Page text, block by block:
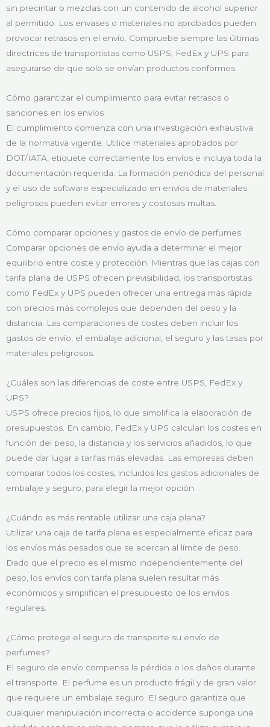
sin precintar o mezclas con un contenido de alcohol superior
al permitido. Los envases o materiales no aprobados pueden
provocar retrasos en el envío. Compruebe siempre las últimas
directrices de transportistas como USPS, FedEx y UPS para
asegurarse de que solo se envían productos conformes.
Cómo garantizar el cumplimiento para evitar retrasos o
sanciones en los envíos
El cumplimiento comienza con una investigación exhaustiva
de la normativa vigente. Utilice materiales aprobados por
DOT/IATA, etiquete correctamente los envíos e incluya toda la
documentación requerida. La formación periódica del personal
y el uso de software especializado en envíos de materiales
peligrosos pueden evitar errores y costosas multas.
Cómo comparar opciones y gastos de envío de perfumes
Comparar opciones de envío ayuda a determinar el mejor
equilibrio entre coste y protección. Mientras que las cajas con
tarifa plana de USPS ofrecen previsibilidad, los transportistas
como FedEx y UPS pueden ofrecer una entrega más rápida
con precios más complejos que dependen del peso y la
distancia. Las comparaciones de costes deben incluir los
gastos de envío, el embalaje adicional, el seguro y las tasas por
materiales peligrosos.
¿Cuáles son las diferencias de coste entre USPS, FedEx y
UPS?
USPS ofrece precios fijos, lo que simplifica la elaboración de
presupuestos. En cambio, FedEx y UPS calculan los costes en
función del peso, la distancia y los servicios añadidos, lo que
puede dar lugar a tarifas más elevadas. Las empresas deben
comparar todos los costes, incluidos los gastos adicionales de
embalaje y seguro, para elegir la mejor opción.
¿Cuándo es más rentable utilizar una caja plana?
Utilizar una caja de tarifa plana es especialmente eficaz para
los envíos más pesados que se acercan al límite de peso.
Dado que el precio es el mismo independientemente del
peso, los envíos con tarifa plana suelen resultar más
económicos y simplifican el presupuesto de los envíos
regulares.
¿Cómo protege el seguro de transporte su envío de
perfumes?
El seguro de envío compensa la pérdida o los daños durante
el transporte. El perfume es un producto frágil y de gran valor
que requiere un embalaje seguro. El seguro garantiza que
cualquier manipulación incorrecta o accidente suponga una